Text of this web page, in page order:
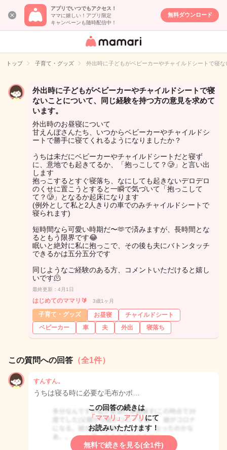
アプリでいつでもアクセス！
ママに嬉しい！アプリ限定
キャンペーンも随時配信中！
無料ダウンロード
女性専用匿名QA
イト
トップ 子育て・グッズ 外出時に子どもがベビーカーやチャイルドシートで寝
外出時に子どもがベビーカーやチャイルドシートで寝
ないことについて、同じ経験を持つ方の意見を求めて
います。
外出時のお昼寝について
甘えんぼさんたち、いつからベビーカーやチャイルドシ
ートで勝手に寝てくれるようになりましたか？
うちは未だにベビーカーやチャイルドシートだと寝ず
に、意地でも起きてるか、「抱っこして？🥲」と言い出
します
抱っこするとすぐ寝落ち、なにしても起きないデロデロ
のくせに置こうとすると一瞬で気づいて「抱っこして
て？🥲」となるか起床になります
(例外として私と2人きりの車でのみチャイルドシートで
寝られます)
短時間なら可愛い時期だ〜🫶で済みますが、長時間とな
るともう限界です😂
眠いと絶対に私に抱っこで、その後も夫にバトンタッチ
できるかは五分五分です
同じようなご経験のある方、コメントいただけると嬉し
いです🫠
最終更新：4月1日
はじめてのママリ🔰 3歳1ヶ月
子育て・グッズ お昼寝
チャイルドシート
ベビーカー
車 夫 外出 寝落ち
この質問への回答 （全1件）
すんすん。
うちは寝る時に必要な毛布かボ…
この回答の続きは
「ママリ」アプリ にて
お読みいただけます！
無料で続きを見る(全1件)